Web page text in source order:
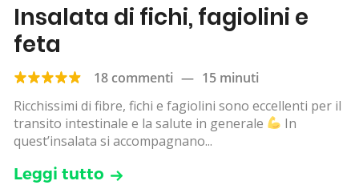
Insalata di fichi, fagiolini e
feta
18 commenti — 15 minuti
Ricchissimi di fibre, fichi e fagiolini sono eccellenti per il
transito intestinale e la salute in generale
In
quest’insalata si accompagnano...
Leggi tutto